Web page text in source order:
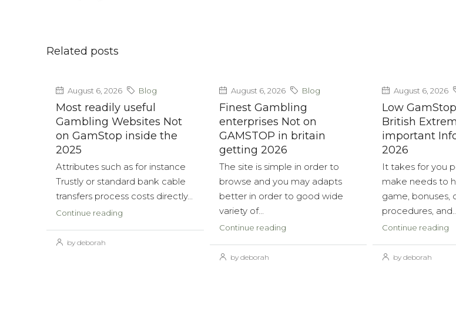
Related posts
August 6, 2026 Blog
Most readily useful
Gambling Websites Not
on GamStop inside the
2025
Attributes such as for instance
Trustly or standard bank cable
transfers process costs directly...
Continue reading
by deborah
August 6, 2026 Blog
Finest Gambling
enterprises Not on
GAMSTOP in britain
getting 2026
The site is simple in order to
browse and you may adapts
better in order to good wide
variety of...
Continue reading
by deborah
August 6, 2026
Low
British
important
2026
It takes for you
make needs to
game, bonuses,
procedures,
Continue reading
by deborah